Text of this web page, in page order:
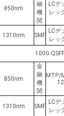
850nm
融
機
関
LCデ
レッ
1310nm SMF
LCデ
レッ
100G
850nm
金
融
機
関
MTP/
12
1310nm SMF
LCデ
レッ